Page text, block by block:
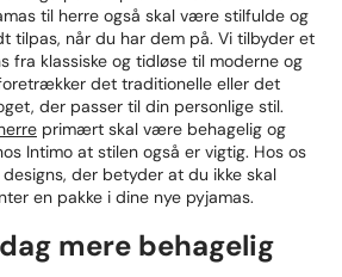
til herre også skal være stilfulde og
tilpas, når du har dem på. Vi tilbyder et
fra klassiske og tidløse til moderne og
det traditionelle eller det
der passer til din personlige stil.
primært skal være behagelig og
Intimo at stilen også er vigtig. Hos os
der betyder at du ikke skal
en pakke i dine nye pyjamas.
mere behagelig